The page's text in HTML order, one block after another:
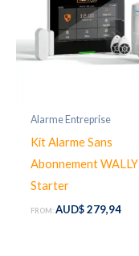
Alarme Entreprise
Kit Alarme Sans
Abonnement WALLY
Starter
FROM:AUD$279,94